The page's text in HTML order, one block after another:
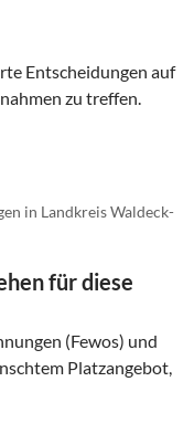
Entscheidungen auf
zu treffen.
in Landkreis Waldeck-
für diese
(Fewos) und
Platzangebot,